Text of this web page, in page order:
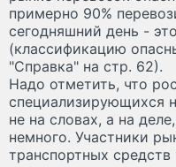
примерно 90%
сегодняшний день -
(классификацию
"Справка" на стр. 62).
Надо отметить, что
специализирующихся
не на словах, а на
немного. Участники
транспортных